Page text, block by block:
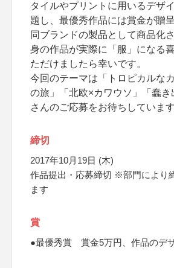
タイルやプリントに用いるデザ
題し、最優秀作品には賞金が贈
同ブランドの製品として商品化
身の作品が実際に「服」になる
ただけましたら幸いです。
今回のテーマは「トロピカルな
の旅」「北欧×カワウソ」「蠢き
さんのご応募をお待ちしています
締切
2017年10月19日 (木)
作品提出・応募締切 ※部門により
ます
賞
●最優秀賞 賞金5万円、作品のデ